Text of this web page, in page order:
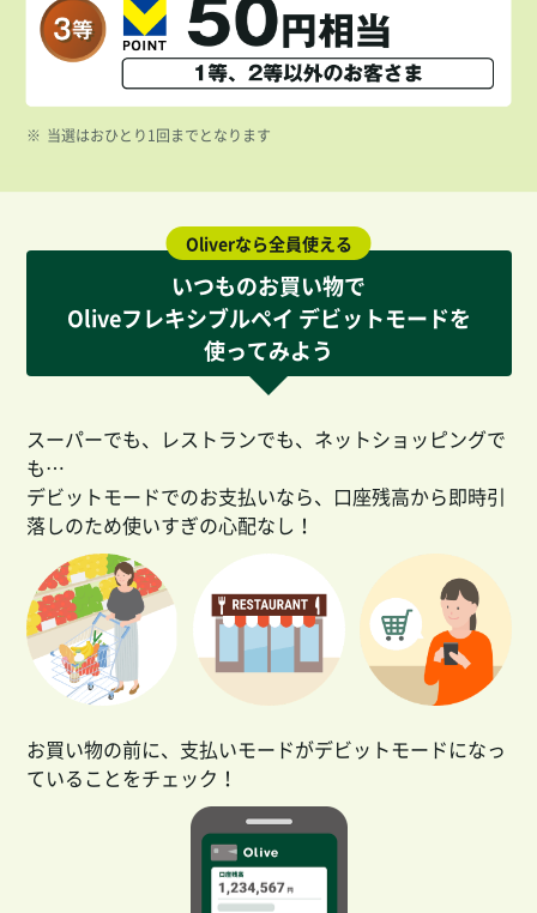
※ 当選はおひとり1回までとなります
Oliverなら全員使える
いつものお買い物で
Oliveフレキシブルペイ デビットモードを
使ってみよう
スーパーでも、レストランでも、ネットショッピングで
も…
デビットモードでのお支払いなら、口座残高から即時引
落しのため使いすぎの心配なし！
お買い物の前に、支払いモードがデビットモードになっ
ていることをチェック！